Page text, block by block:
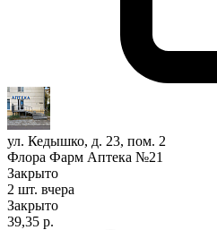
ул. Кедышко, д. 23, пом. 2
Флора Фарм Аптека №21
Закрыто
2 шт. вчера
Закрыто
39,35 р.